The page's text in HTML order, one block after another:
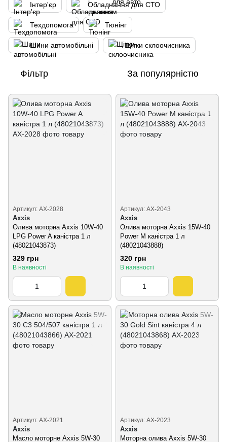
Інтер'єр Обладнання для СТО
Техдопомога Тюнінг
Шини автомобільні Щітки склоочисника
Фільтр За популярністю
Артикул: AX-2028
Axxis
Олива моторна Axxis 10W-40
LPG Power A каністра 1 л
(48021043873)
329 грн
В наявності
Артикул: AX-2043
Axxis
Олива моторна Axxis 15W-40
Power M каністра 1 л
(48021043888)
320 грн
В наявності
Артикул: AX-2021
Axxis
Масло моторне Axxis 5W-30
Артикул: AX-2023
Axxis
Моторна олива Axxis 5W-30